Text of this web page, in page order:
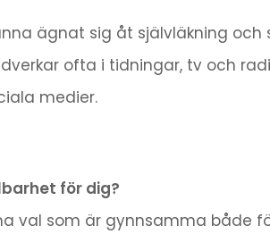
ägnat sig åt självläkning
ofta i tidningar, tv och
medier.
för dig?
val som är gynnsamma både